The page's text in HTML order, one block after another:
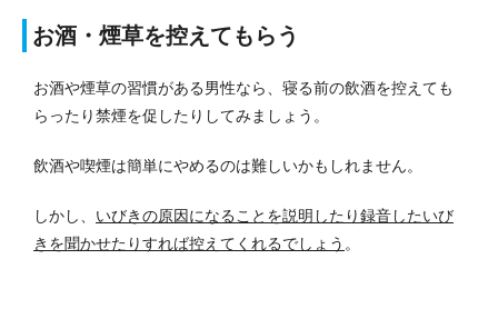
お酒・煙草を控えてもらう
お酒や煙草の習慣がある男性なら、寝る前の飲酒を控えても
らったり禁煙を促したりしてみましょう。
飲酒や喫煙は簡単にやめるのは難しいかもしれません。
しかし、 いびきの原因になることを説明したり録音したいび
きを聞かせたりすれば控えてくれるでしょう 。